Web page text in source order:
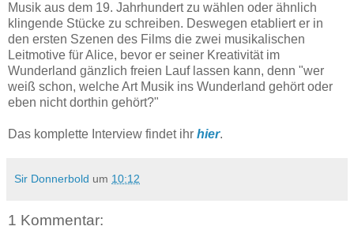
Musik aus dem 19. Jahrhundert zu wählen oder ähnlich
klingende Stücke zu schreiben. Deswegen etabliert er in
den ersten Szenen des Films die zwei musikalischen
Leitmotive für Alice, bevor er seiner Kreativität im
Wunderland gänzlich freien Lauf lassen kann, denn "wer
weiß schon, welche Art Musik ins Wunderland gehört oder
eben nicht dorthin gehört?"
Das komplette Interview findet ihr hier.
Sir Donnerbold um 10:12
1 Kommentar: